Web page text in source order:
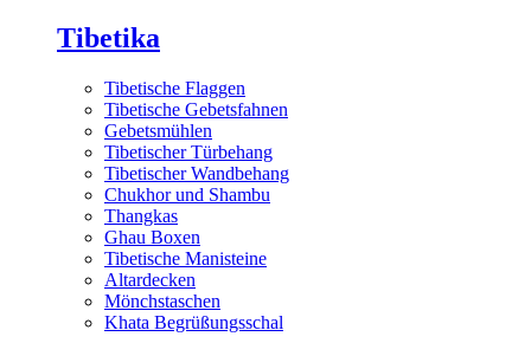
Tibetika
Tibetische Flaggen
Tibetische Gebetsfahnen
Gebetsmühlen
Tibetischer Türbehang
Tibetischer Wandbehang
Chukhor und Shambu
Thangkas
Ghau Boxen
Tibetische Manisteine
Altardecken
Mönchstaschen
Khata Begrüßungsschal